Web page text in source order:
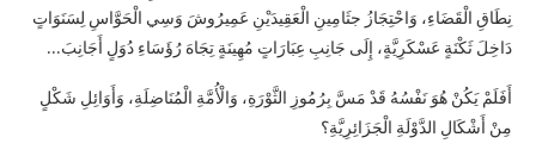
نِطَاقِ الْقَضَاءِ، وَاحْتِجَازُ جثَامِينِ الْعَقِيدَيْنِ عَمِيرُوشَ وَسِي الْحَوَّاسِ لِسَنَوَاتٍ
دَاخِلَ ثَكْنَةٍ عَسْكَرِيَّةٍ، إِلَى جَانِبِ عِبَارَاتٍ مُهِينَةٍ تِجَاهَ رُؤَسَاءِ دُوَلٍ أَجَانِبَ…
أَفَلَمْ يَكُنْ هُوَ نَفْسُهُ قَدْ مَسَّ بِرُمُوزِ الثَّوْرَةِ، وَالْأُمَّةِ الْمُنَاضِلَةِ، وَأَوَائِلِ شَكْلٍ
مِنْ أَشْكَالِ الدَّوْلَةِ الْجَزَائِرِيَّةِ؟